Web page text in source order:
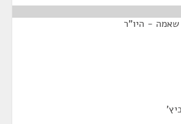
שאמה - היו"ר